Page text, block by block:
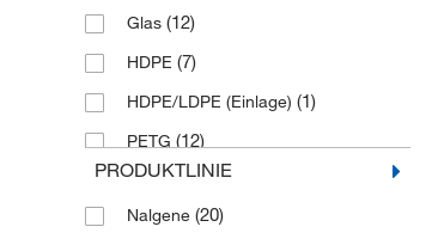
Glas (12)
HDPE (7)
HDPE/LDPE (Einlage) (1)
PETG (12)
PRODUKTLINIE
Nalgene (20)